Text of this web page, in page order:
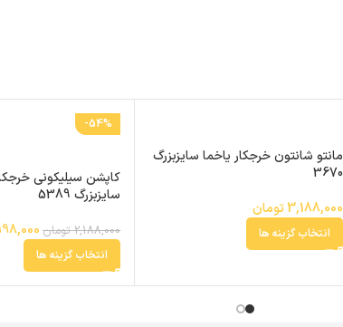
مانتو شانتون خرجکار یاخما سایزبزرگ
3670
3,188,000تومان
انتخاب گزینه ها
-54%
کاپشن سیلیکونی
سایزبزرگ 5389
2,188,000 تومان
انتخاب گزینه ها